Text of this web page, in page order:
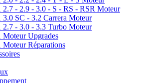
2.7 - 2.9 - 3.0 - S - RS - RSR Moteur
3.0 SC - 3.2 Carrera Moteur
2.7 - 3.0 - 3.3 Turbo Moteur
Moteur Upgrades
Moteur Réparations